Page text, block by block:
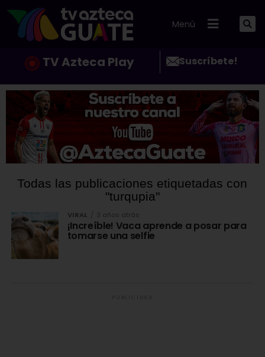
Menú
TV Azteca Play Suscríbete!
Todas las publicaciones etiquetadas con
"turqupia"
VIRAL 3 años atrás
¡Increíble! Vaca aprende a posar para
tomarse una selfie